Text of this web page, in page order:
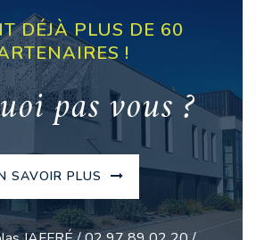
DÉJÀ PLUS DE 60
!
pas vous ?
SAVOIR PLUS